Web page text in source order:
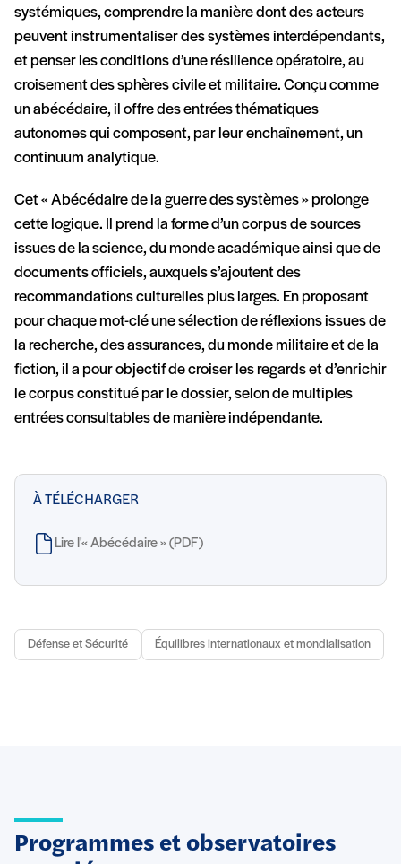
systémiques, comprendre la manière dont des acteurs
peuvent instrumentaliser des systèmes interdépendants,
et penser les conditions d’une résilience opératoire, au
croisement des sphères civile et militaire. Conçu comme
un abécédaire, il offre des entrées thématiques
autonomes qui composent, par leur enchaînement, un
continuum analytique.
Cet « Abécédaire de la guerre des systèmes » prolonge
cette logique. Il prend la forme d’un corpus de sources
issues de la science, du monde académique ainsi que de
documents officiels, auxquels s’ajoutent des
recommandations culturelles plus larges. En proposant
pour chaque mot-clé une sélection de réflexions issues de
la recherche, des assurances, du monde militaire et de la
fiction, il a pour objectif de croiser les regards et d’enrichir
le corpus constitué par le dossier, selon de multiples
entrées consultables de manière indépendante.
À TÉLÉCHARGER
Lire l'« Abécédaire » (PDF)
Défense et Sécurité Équilibres internationaux et mondialisation
Programmes et observatoires